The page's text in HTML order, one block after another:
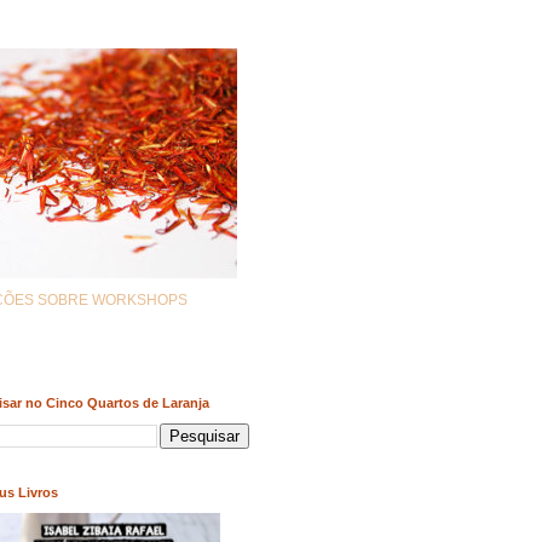
SOBRE WORKSHOPS
no Cinco Quartos de Laranja
Livros